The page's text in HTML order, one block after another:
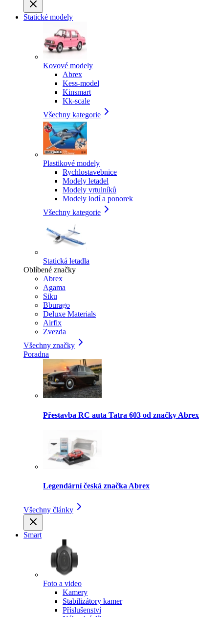
Statické modely
Kovové modely
Abrex
Kess-model
Kinsmart
Kk-scale
Všechny kategorie
Plastikové modely
Rychlostavebnice
Modely letadel
Modely vrtulníků
Modely lodí a ponorek
Všechny kategorie
Statická letadla
Oblíbené značky
Abrex
Agama
Siku
Bburago
Deluxe Materials
Airfix
Zvezda
Všechny značky
Poradna
Přestavba RC auta Tatra 603 od značky Abrex
Legendární česká značka Abrex
Všechny články
Smart
Foto a video
Kamery
Stabilizátory kamer
Příslušenství